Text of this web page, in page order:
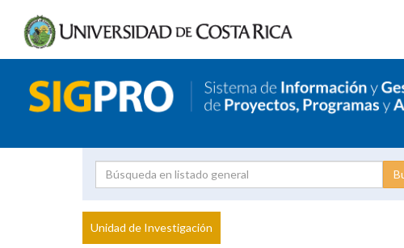
Proyecto
Investigador
Unidad de Investigación